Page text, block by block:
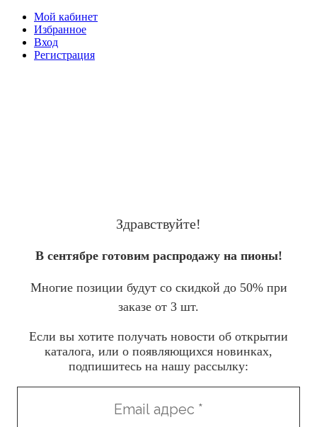
Мой кабинет
Избранное
Вход
Регистрация
Здравствуйте!
В сентябре готовим распродажу на пионы!
Многие позиции будут со скидкой до 50% при
заказе от 3 шт.
Если вы хотите получать новости об открытии
каталога, или о появляющихся новинках,
подпишитесь на нашу рассылку: